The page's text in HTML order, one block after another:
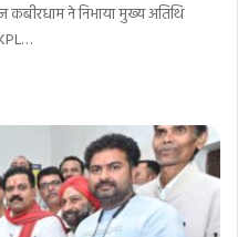
कबीरधाम ने निभाया मुख्य अतिथि